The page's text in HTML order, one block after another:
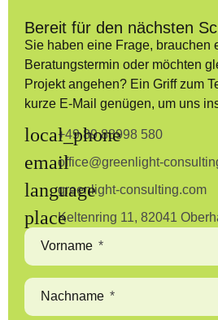
Bereit für den nächsten
Sie haben eine Frage, brauchen
Beratungstermin oder möchten
Projekt angehen? Ein Griff zum
kurze E-Mail genügen, um uns
+49 89 88998 580
office@greenlight-
greenlight-consulting.com
Keltenring 11, 82041
Vorname
Nachname